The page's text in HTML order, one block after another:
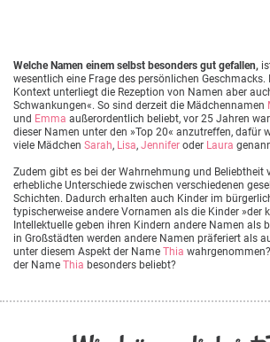
Welche Namen einem selbst besonders gut gefallen,
wesentlich eine Frage des persönlichen
Kontext unterliegt die Rezeption von Namen aber
Schwankungen«. So sind derzeit die Mädchennamen
und Emma außerordentlich beliebt, vor 25 Jahren
dieser Namen unter den »Top 20« anzutreffen, dafür
viele Mädchen Sarah, Lisa, Jennifer oder Laura
Zudem gibt es bei der Wahrnehmung und Beliebtheit
erhebliche Unterschiede zwischen verschiedenen
Schichten. Dadurch erhalten auch Kinder im
typischerweise andere Vornamen als die Kinder »der
Intellektuelle geben ihren Kindern andere Namen als
in Großstädten werden andere Namen präferiert als
unter diesem Aspekt der Name Thia
der Name Thia besonders beliebt?